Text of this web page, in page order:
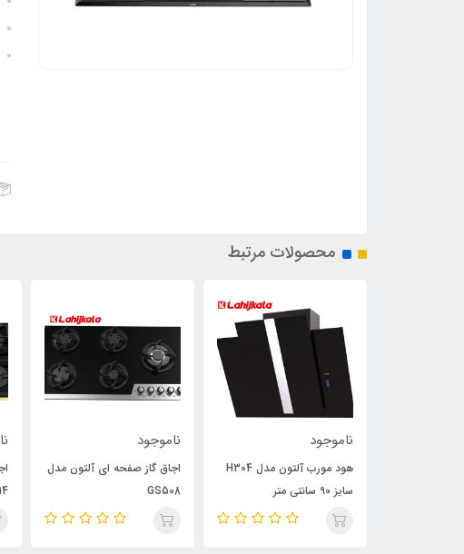
محصولات مرتبط
ناموجود
هود مورب آلتون مدل H304
سایز 90 سانتی متر
ناموجود
اجاق گاز صفحه ای آلتون مدل
GS508